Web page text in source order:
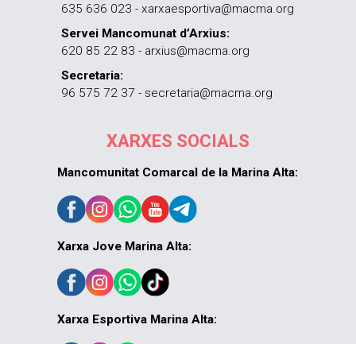
635 636 023 - xarxaesportiva@macma.org
Servei Mancomunat d’Arxius:
620 85 22 83 - arxius@macma.org
Secretaria:
96 575 72 37 - secretaria@macma.org
XARXES SOCIALS
Mancomunitat Comarcal de la Marina Alta:
Xarxa Jove Marina Alta:
Xarxa Esportiva Marina Alta: